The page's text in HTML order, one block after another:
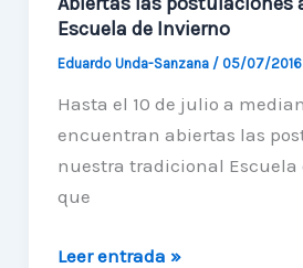
Escuela de Invierno
Eduardo Unda-Sanzana / 05/07/2016
Hasta el 10 de julio a
encuentran abiertas las
nuestra tradicional Escuela
que
Abiertas
Leer entrada »